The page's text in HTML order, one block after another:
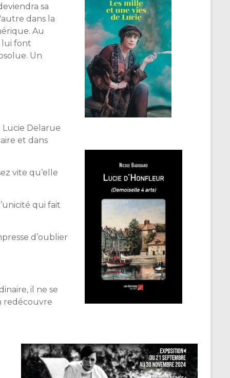
sa
dans la
Au
lui font
Un
Lucie Delarue
et dans
vite qu’elle
qui fait
d’oublier
il ne se
redécouvre